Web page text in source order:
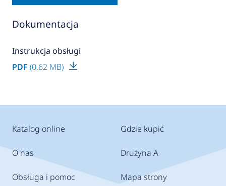
Dokumentacja
Instrukcja obsługi
PDF (0.62 MB)
Katalog online
O nas
Obsługa i pomoc
Gdzie kupić
Drużyna A
Mapa strony